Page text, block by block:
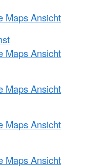
Maps Ansicht
Maps Ansicht
Maps Ansicht
Maps Ansicht
Maps Ansicht